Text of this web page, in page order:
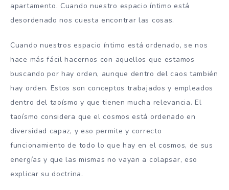
apartamento. Cuando nuestro espacio íntimo está
desordenado nos cuesta encontrar las cosas.
Cuando nuestros espacio íntimo está ordenado, se nos
hace más fácil hacernos con aquellos que estamos
buscando por hay orden, aunque dentro del caos también
hay orden. Estos son conceptos trabajados y empleados
dentro del taoísmo y que tienen mucha relevancia. El
taoísmo considera que el cosmos está ordenado en
diversidad capaz, y eso permite y correcto
funcionamiento de todo lo que hay en el cosmos, de sus
energías y que las mismas no vayan a colapsar, eso
explicar su doctrina.